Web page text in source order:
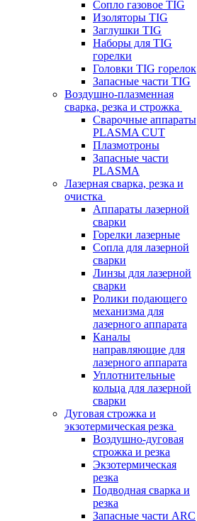
Сопло газовое TIG
Изоляторы TIG
Заглушки TIG
Наборы для TIG
горелки
Головки TIG горелок
Запасные части TIG
Воздушно-плазменная
сварка, резка и строжка
Сварочные аппараты
PLASMA CUT
Плазмотроны
Запасные части
PLASMA
Лазерная сварка, резка и
очистка
Аппараты лазерной
сварки
Горелки лазерные
Сопла для лазерной
сварки
Линзы для лазерной
сварки
Ролики подающего
механизма для
лазерного аппарата
Каналы
направляющие для
лазерного аппарата
Уплотнительные
кольца для лазерной
сварки
Дуговая строжка и
экзотермическая резка
Воздушно-дуговая
строжка и резка
Экзотермическая
резка
Подводная сварка и
резка
Запасные части ARC